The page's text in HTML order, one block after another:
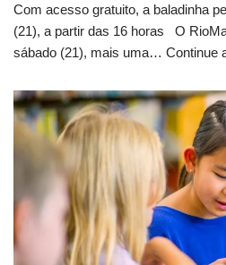
Com acesso gratuito, a baladinha
(21), a partir das 16 horas O
sábado (21), mais uma… Continue